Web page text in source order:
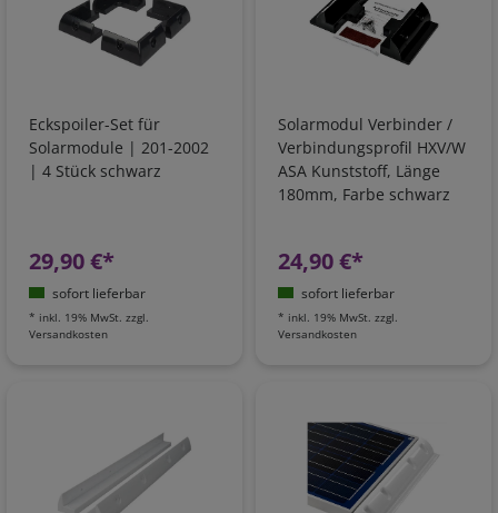
Eckspoiler-Set für
Solarmodule | 201-2002
| 4 Stück schwarz
29,90 €*
sofort lieferbar
* inkl. 19% MwSt. zzgl.
Versandkosten
Solarmodul Verbinder /
Verbindungsprofil HXV/W
ASA Kunststoff, Länge
180mm, Farbe schwarz
24,90 €*
sofort lieferbar
* inkl. 19% MwSt. zzgl.
Versandkosten